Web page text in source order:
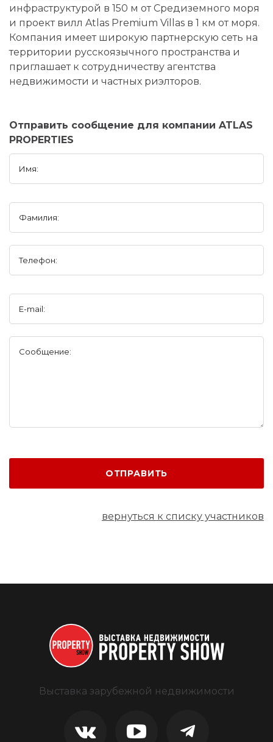
инфраструктурой в 150 м от Средиземного моря
и проект вилл Atlas Premium Villas в 1 км от моря.
Компания имеет широкую партнерскую сеть на
территории русскоязычного пространства и
приглашает к сотрудничеству агентства
недвижимости и частных риэлторов.
Отправить сообщение для компании ATLAS
PROPERTIES
Имя:
Фамилия:
Телефон:
E-mail:
Сообщение:
ОТПРАВИТЬ
вернуться к списку участников
Выставка зарубежной недвижимости